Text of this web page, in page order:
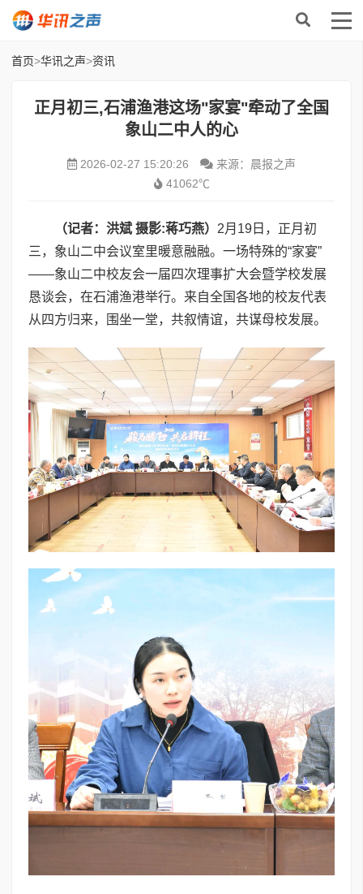
首页>华讯之声>资讯
正月初三,石浦渔港这场"家宴"牵动了全国
象山二中人的心
2026-02-27 15:20:26
来源：晨报之声
41062℃
（记者：洪斌 摄影:蒋巧燕） 2月19日，正月初
三，象山二中会议室里暖意融融。一场特殊的“家宴”
——象山二中校友会一届四次理事扩大会暨学校发展
恳谈会，在石浦渔港举行。来自全国各地的校友代表
从四方归来，围坐一堂，共叙情谊，共谋母校发展。